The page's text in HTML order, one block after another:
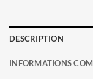
DESCRIPTION
INFORMATIONS